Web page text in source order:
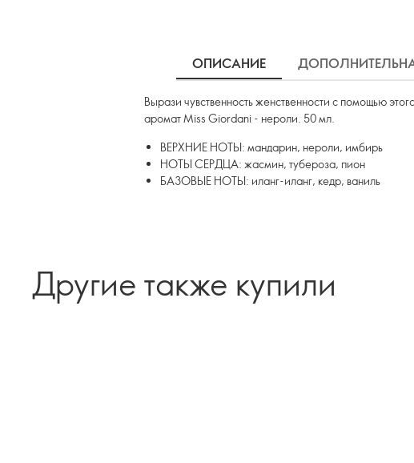
ОПИСАНИЕ
Вырази чувственность женственности с помощью
аромат Miss Giordani - нероли. 50 мл.
ВЕРХНИЕ НОТЫ: мандарин, нероли, имбирь
НОТЫ СЕРДЦА: жасмин, тубероза, пион
БАЗОВЫЕ НОТЫ: иланг-иланг, кедр, ваниль
Другие также купили